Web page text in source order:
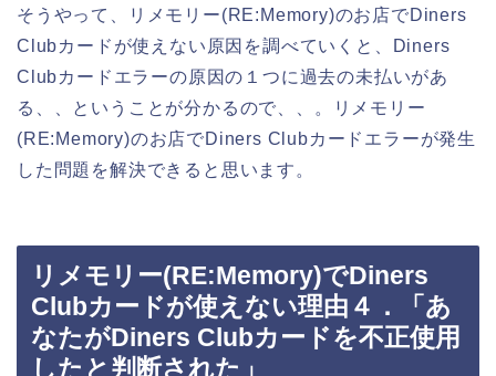
そうやって、リメモリー(RE:Memory)のお店でDiners
Clubカードが使えない原因を調べていくと、Diners
Clubカードエラーの原因の１つに過去の未払いがあ
る、、ということが分かるので、、。リメモリー
(RE:Memory)のお店でDiners Clubカードエラーが発生
した問題を解決できると思います。
リメモリー(RE:Memory)でDiners
Clubカードが使えない理由４．「あ
なたがDiners Clubカードを不正使用
したと判断された」